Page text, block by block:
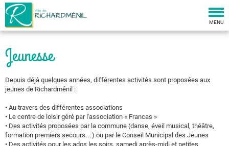
MENU
Jeunesse
Depuis déjà quelques années, différentes activités sont proposées aux
jeunes de Richardménil :
• Au travers des différentes associations
• Le centre de loisir géré par l'association « Francas »
• Des activités proposées par la commune (danse, éveil musical, théâtre,
formation premiers secours…) ou par le Conseil Municipal des Jeunes
• Des activités pour les ados les soirs, samedi après-midi et petites